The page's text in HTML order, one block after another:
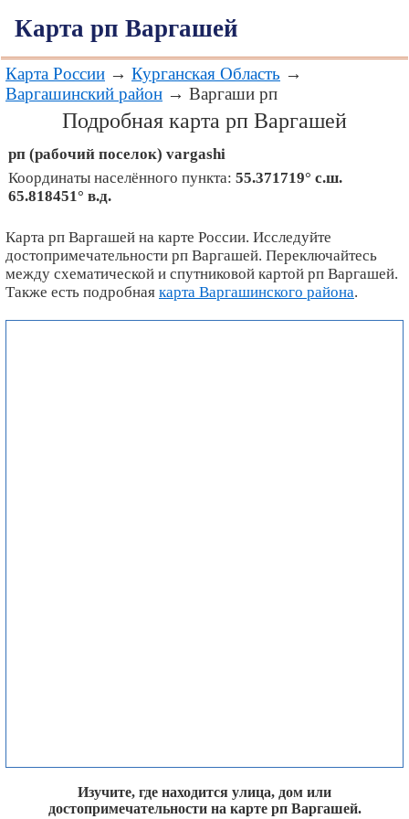
Карта рп Варгашей
Карта России → Курганская Область →
Варгашинский район → Варгаши рп
Подробная карта рп Варгашей
рп (рабочий поселок) vargashi
Координаты населённого пункта: 55.371719° с.ш.
65.818451° в.д.
Карта рп Варгашей на карте России. Исследуйте
достопримечательности рп Варгашей. Переключайтесь
между схематической и спутниковой картой рп Варгашей.
Также есть подробная карта Варгашинского района.
Изучите, где находится улица, дом или
достопримечательности на карте рп Варгашей.